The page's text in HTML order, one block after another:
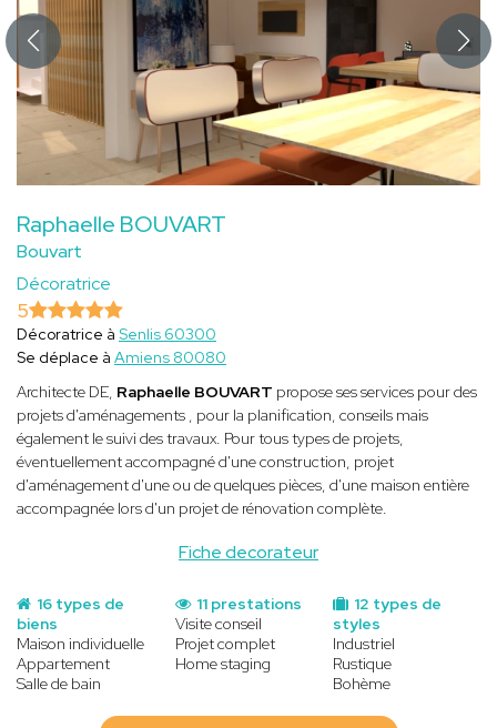
Raphaelle BOUVART
Bouvart
Décoratrice
Fiche decorateur
5
Décoratrice à Senlis 60300
Se déplace à Amiens 80080
Architecte DE, Raphaelle BOUVART propose ses services pour des
projets d'aménagements , pour la planification, conseils mais
également le suivi des travaux. Pour tous types de projets,
éventuellement accompagné d'une construction, projet
d'aménagement d'une ou de quelques pièces, d'une maison entière
accompagnée lors d'un projet de rénovation complète.
16 types de
biens
Maison individuelle
Appartement
Salle de bain
12 types de
styles
Industriel
Rustique
Bohème
11 prestations
Visite conseil
Projet complet
Home staging